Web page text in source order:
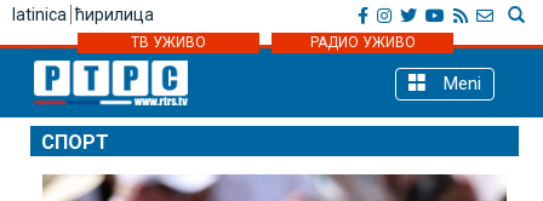
latinica ћирилица
ТВ УЖИВО РАДИО УЖИВО
Meni
СПОРТ